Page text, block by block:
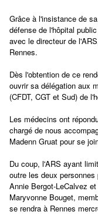
Grâce à l'insistance de
défense de l'hôpital
avec le directeur de
Rennes.
Dès l'obtention de ce
ouvrir sa délégation aux
(CFDT, CGT et Sud) de
Les médecins ont
chargé de nous
Madenn Gruat pour se
Du coup, l'ARS ayant
outre les deux
Annie Bergot-LeCalvez
Maryvonne Bouget,
se rendra à Rennes